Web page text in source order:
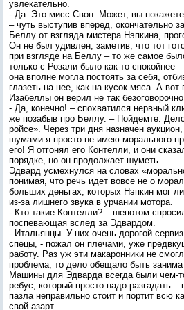
увлекательно.
- Да. Это мисс Свон. Может, вы
– чуть выступив вперед, окончательно
Беллу от взгляда мистера Нэпкина,
Он не был удивлен, заметив, что тот
при взгляде на Беллу – то же самое
только с Розали было как-то спокойнее
она вполне могла постоять за себя,
глазеть на нее, как на кусок мяса. А вот
Изабеллы он верил не так
- Да, конечно! – спохватился нервный
же позабыв про Беллу. – Пойдемте.
ройсе». Через три дня назначен
шумами я просто не имею морального
его! Я отгонял его Контелли, и они
порядке, но он продолжает шуметь.
Эдвард усмехнулся на словах
понимая, что речь идет вовсе не о
больших деньгах, которых Нэпкин мог
из-за лишнего звука в урчании мотора.
- Кто такие Контелли? – шепотом
поспевающая вслед за Эдвардом.
- Итальянцы. У них очень дорогой
спецы, - пожал он плечами, уже
работу. Раз уж эти макаронники не
проблема, то дело обещало быть
Машины для Эдварда всегда были чем-
ребус, который просто надо разгадать –
пазла неправильно стоит и портит всю
свой азарт.